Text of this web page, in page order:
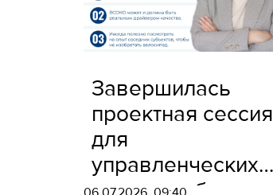
Завершилась
проектная сессия
для
управленческих